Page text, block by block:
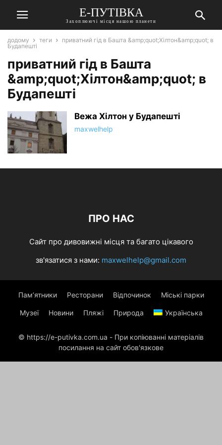
Е-ПУТІВКА
Захоплюючі місця нашою планети
додому теги
приватний гід в Башта &amp;quot;Хілтон&amp;quot; в
Будапешті
приватний гід в Башта
&amp;quot;Хілтон&amp;quot; в
Будапешті
Вежа Хілтон у Будапешті
maxwelhelp
ПРО НАС
Сайт про дивовижні місця та багато цікавого
зв'язатися з нами: maxwelhelp@gmail.com
Пам’ятники Ресторани Відпочинок Міські парки
Музеї Новини Пляжі Природа Українська
© https://e-putivka.com.ua - При копіюванні матеріалів
посилання на сайт обов'язкове